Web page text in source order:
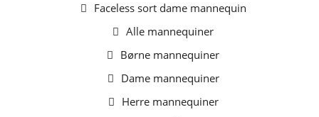
Faceless sort dame mannequin
Alle mannequiner
Børne mannequiner
Dame mannequiner
Herre mannequiner